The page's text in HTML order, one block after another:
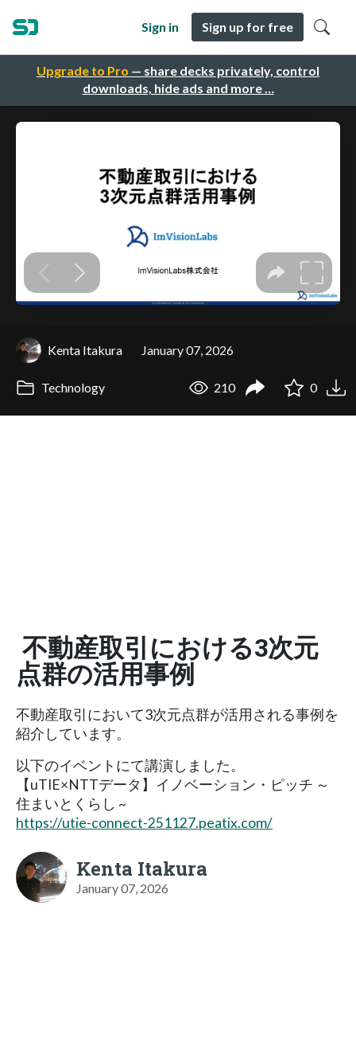
Upgrade to Pro — share decks privately, control
downloads, hide ads and more …
Sign in Sign up for free
Kenta Itakura January 07, 2026
Technology 210 0
不動産取引における3次元
点群の活用事例
不動産取引において3次元点群が活用される事例を
紹介しています。
以下のイベントにて講演しました。
【uTIE×NTTデータ】イノベーション・ピッチ ～
住まいとくらし ~
https://utie-connect-251127.peatix.com/
Kenta Itakura
January 07, 2026